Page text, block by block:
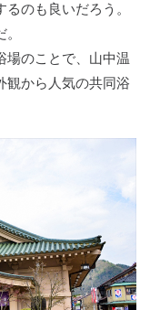
のも良いだろう。
場のことで、山中温
観から人気の共同浴